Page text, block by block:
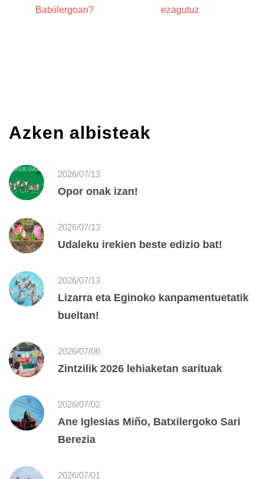
Batxilergoan? ezagutuz
Azken albisteak
2026/07/13
Opor onak izan!
2026/07/13
Udaleku irekien beste edizio bat!
2026/07/13
Lizarra eta Eginoko kanpamentuetatik
bueltan!
2026/07/06
Zintzilik 2026 lehiaketan sarituak
2026/07/02
Ane Iglesias Miño, Batxilergoko Sari
Berezia
2026/07/01